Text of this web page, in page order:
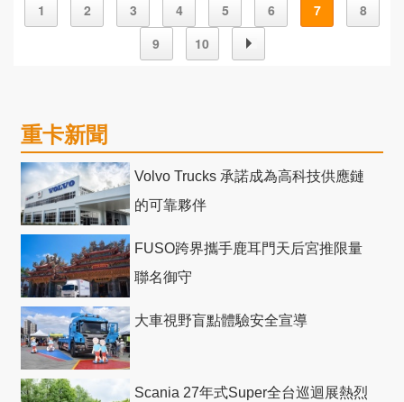
1 2 3 4 5 6 7
8
9
10
重卡新聞
Volvo Trucks 承諾成為高科技供應鏈
的可靠夥伴
FUSO跨界攜手鹿耳門天后宮推限量
聯名御守
大車視野盲點體驗安全宣導
Scania 27年式Super全台巡迴展熱烈